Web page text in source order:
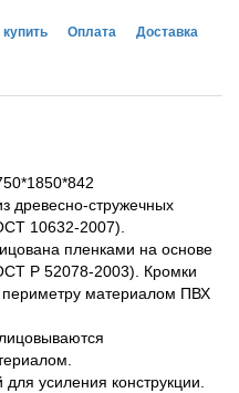
купить Оплата Доставка
древесно-стружечных
10632-2007).
пленками на основе
Р 52078-2003). Кромки
материалом ПВХ
усиления конструкции.